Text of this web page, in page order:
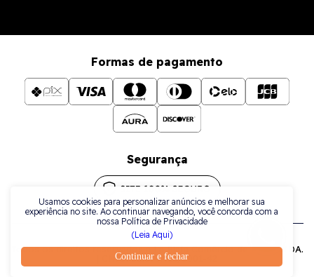
Continuar e fechar
Usamos cookies para personalizar anúncios e melhorar sua
experiência no site. Ao continuar navegando, você concorda com a
nossa Política de Privacidade
(Leia Aqui)
Formas de pagamento
Segurança
Todos os direitos reservados a La Plata Comércio de Joias LTDA.
| CNPJ: 38.079.925/0001-42